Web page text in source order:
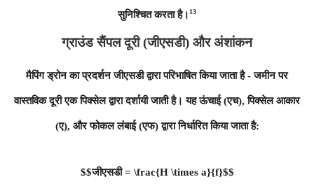
सुनिश्चित करता है। 13
ग्राउंड सैंपल दूरी (जीएसडी) और अंशांकन
मैपिंग ड्रोन का प्रदर्शन जीएसडी द्वारा परिभाषित किया जाता है - जमीन पर
वास्तविक दूरी एक पिक्सेल द्वारा दर्शायी जाती है। यह ऊंचाई (एच), पिक्सेल आकार
(ए), और फोकल लंबाई (एफ) द्वारा निर्धारित किया जाता है:
$$जीएसडी = \frac{H \times a}{f}$$